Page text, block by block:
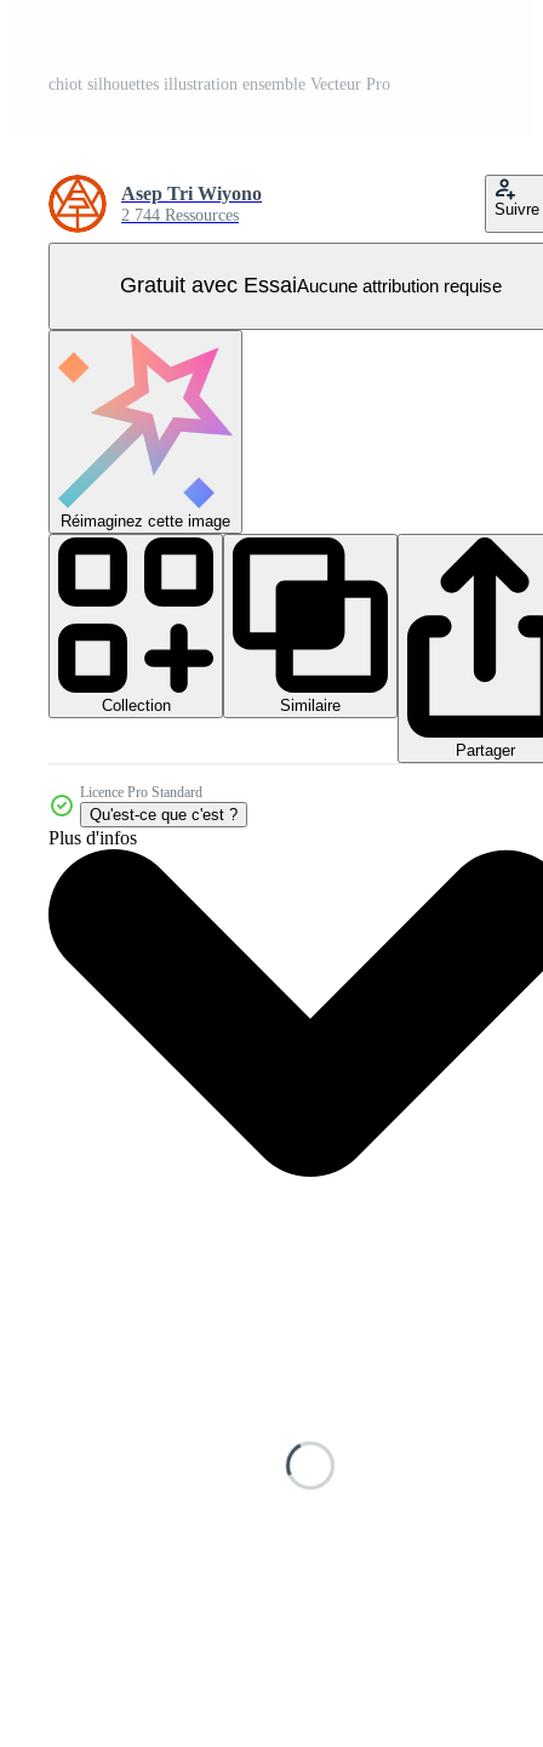
chiot silhouettes illustration ensemble Vecteur Pro
Asep Tri Wiyono
2 744 Ressources Suivre
Gratuit avec EssaiAucune attribution requise
Réimaginez cette image
Collection Similaire
Partager
Licence Pro Standard
Qu'est-ce que c'est ?
Plus d'infos